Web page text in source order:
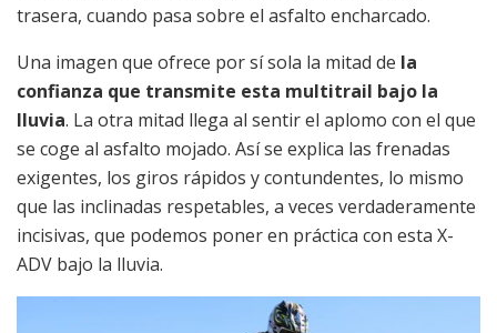
trasera, cuando pasa sobre el asfalto encharcado.
Una imagen que ofrece por sí sola la mitad de la
confianza que transmite esta multitrail bajo la
lluvia. La otra mitad llega al sentir el aplomo con el que
se coge al asfalto mojado. Así se explica las frenadas
exigentes, los giros rápidos y contundentes, lo mismo
que las inclinadas respetables, a veces verdaderamente
incisivas, que podemos poner en práctica con esta X-
ADV bajo la lluvia.